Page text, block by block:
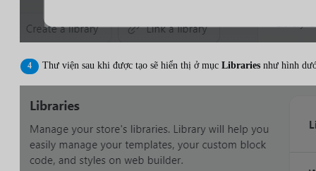
Thư viện sau khi được tạo sẽ hiển thị ở mục Libraries như hình